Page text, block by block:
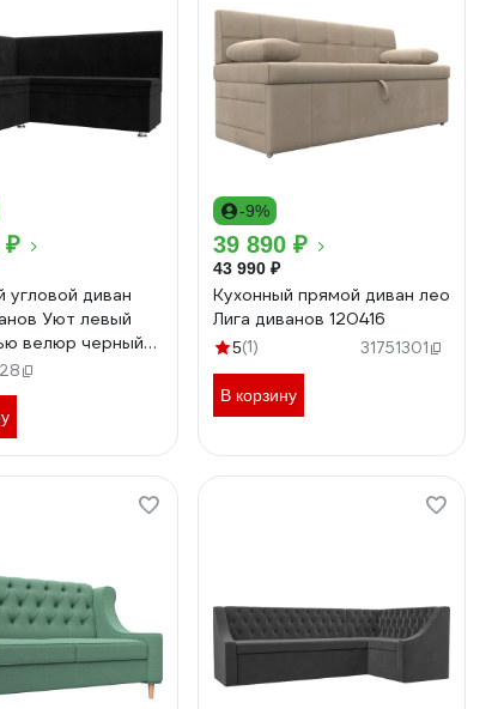
₽
угловой диван
Уют левый
велюр черный
-9%
39 890 ₽
43 990 ₽
Кухонный прямой диван лео
Лига диванов 120416
5(1) 31751301
В корзину